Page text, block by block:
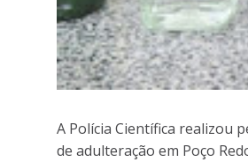
A Polícia Científica realizou
de adulteração em Poço